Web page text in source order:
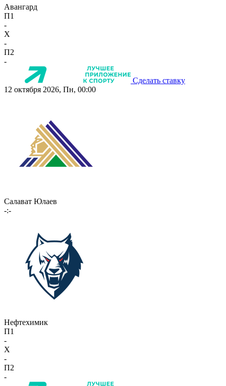
Авангард
П1
-
X
-
П2
-
Сделать ставку
12 октября 2026, Пн, 00:00
Салават Юлаев
-:-
Нефтехимик
П1
-
X
-
П2
-